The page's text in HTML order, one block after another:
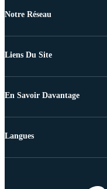
Notre Réseau
Liens Du Site
En Savoir Davantage
Langues